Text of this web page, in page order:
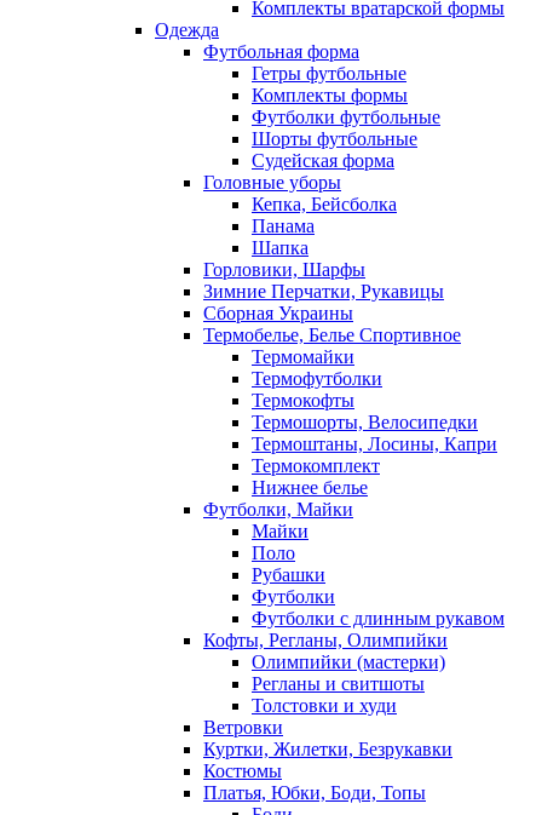
Комплекты вратарской формы
Одежда
Футбольная форма
Гетры футбольные
Комплекты формы
Футболки футбольные
Шорты футбольные
Судейская форма
Головные уборы
Кепка, Бейсболка
Панама
Шапка
Горловики, Шарфы
Зимние Перчатки, Рукавицы
Сборная Украины
Термобелье, Белье Спортивное
Термомайки
Термофутболки
Термокофты
Термошорты, Велосипедки
Термоштаны, Лосины, Капри
Термокомплект
Нижнее белье
Футболки, Майки
Майки
Поло
Рубашки
Футболки
Футболки с длинным рукавом
Кофты, Регланы, Олимпийки
Олимпийки (мастерки)
Регланы и свитшоты
Толстовки и худи
Ветровки
Куртки, Жилетки, Безрукавки
Костюмы
Платья, Юбки, Боди, Топы